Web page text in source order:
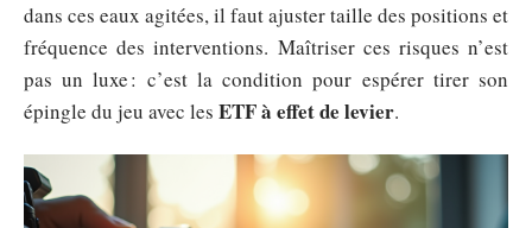
dans ces eaux agitées, il faut ajuster taille des positions et
fréquence des interventions. Maîtriser ces risques n’est
pas un luxe : c’est la condition pour espérer tirer son
épingle du jeu avec les ETF à effet de levier.